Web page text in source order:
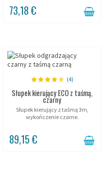
automatyczne hamowanie. Kolor
premium dla prestiżowych...
73,18 €
(4)
Słupek kierujący ECO z taśmą,
czarny
Słupek kierujący z taśmą 3m,
wykończenie czarne.
89,15 €